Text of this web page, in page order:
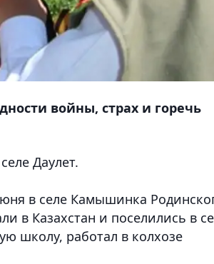
войны, страх и горечь
Даулет.
в селе Камышинка
в Казахстан и поселились в
школу, работал в колхозе